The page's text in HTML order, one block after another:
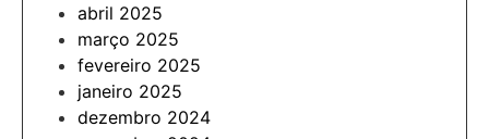
abril 2025
março 2025
fevereiro 2025
janeiro 2025
dezembro 2024